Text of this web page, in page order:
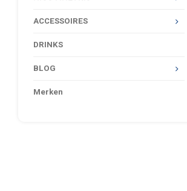
ACCESSOIRES
DRINKS
BLOG
Merken